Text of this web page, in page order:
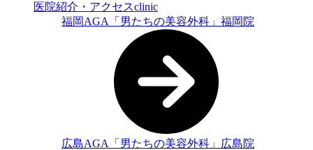
医院紹介・アクセスclinic
福岡AGA「男たちの美容外科」福岡院
広島AGA「男たちの美容外科」広島院